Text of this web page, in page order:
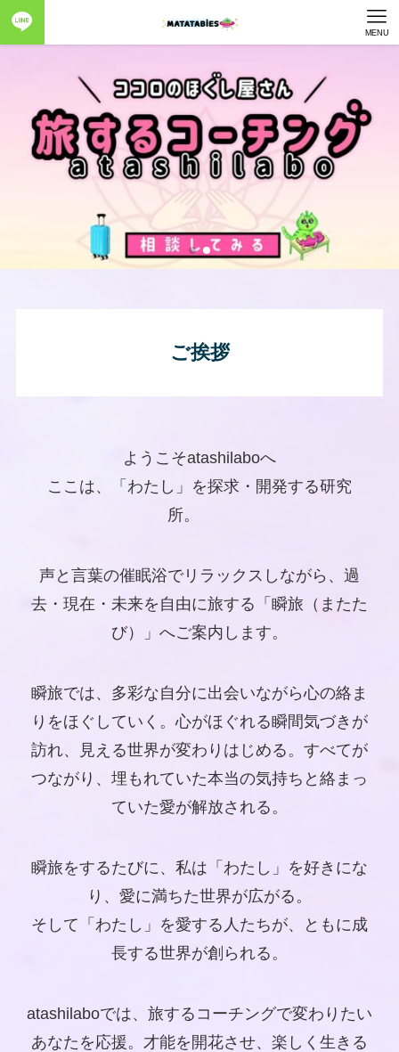
MENU
ご挨拶
ようこそatashilaboへ
ここは、「わたし」を探求・開発する研究
所。
声と言葉の催眠浴でリラックスしながら、過
去・現在・未来を自由に旅する「瞬旅（またた
び）」へご案内します。
瞬旅では、多彩な自分に出会いながら心の絡ま
りをほぐしていく。心がほぐれる瞬間気づきが
訪れ、見える世界が変わりはじめる。すべてが
つながり、埋もれていた本当の気持ちと絡まっ
ていた愛が解放される。
瞬旅をするたびに、私は「わたし」を好きにな
り、愛に満ちた世界が広がる。
そして「わたし」を愛する人たちが、ともに成
長する世界が創られる。
atashilaboでは、旅するコーチングで変わりたい
あなたを応援。才能を開花させ、楽しく生きる